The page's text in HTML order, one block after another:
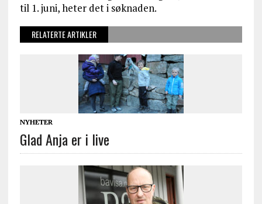
til 1. juni, heter det i søknaden.
RELATERTE ARTIKLER
NYHETER
Glad Anja er i live